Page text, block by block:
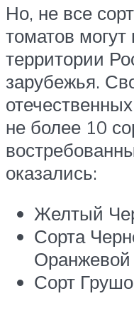
Но, не все
томатов
территории
зарубежья.
не более 10
оказались:
Желтый
Сорта
Сорт